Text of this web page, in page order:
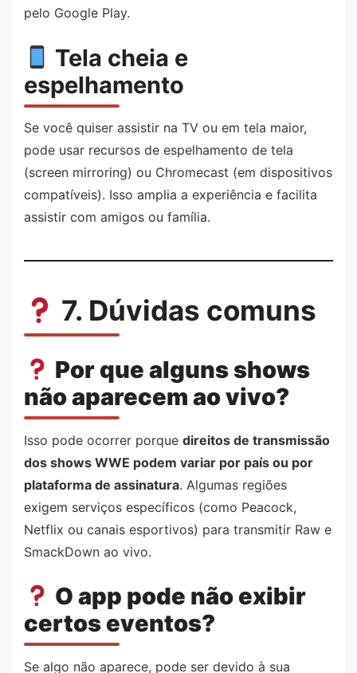
pelo Google Play.
Tela cheia e
espelhamento
Se você quiser assistir na TV ou em tela maior,
pode usar recursos de espelhamento de tela
(screen mirroring) ou Chromecast (em dispositivos
compatíveis). Isso amplia a experiência e facilita
assistir com amigos ou família.
7. Dúvidas comuns
Por que alguns shows
não aparecem ao vivo?
Isso pode ocorrer porque direitos de transmissão
dos shows WWE podem variar por país ou por
plataforma de assinatura. Algumas regiões
exigem serviços específicos (como Peacock,
Netflix ou canais esportivos) para transmitir Raw e
SmackDown ao vivo.
O app pode não exibir
certos eventos?
Se algo não aparece, pode ser devido à sua